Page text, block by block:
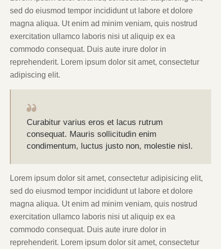
sed do eiusmod tempor incididunt ut labore et dolore
magna aliqua. Ut enim ad minim veniam, quis nostrud
exercitation ullamco laboris nisi ut aliquip ex ea
commodo consequat. Duis aute irure dolor in
reprehenderit. Lorem ipsum dolor sit amet, consectetur
adipiscing elit.
Curabitur varius eros et lacus rutrum
consequat. Mauris sollicitudin enim
condimentum, luctus justo non, molestie nisl.
Lorem ipsum dolor sit amet, consectetur adipisicing elit,
sed do eiusmod tempor incididunt ut labore et dolore
magna aliqua. Ut enim ad minim veniam, quis nostrud
exercitation ullamco laboris nisi ut aliquip ex ea
commodo consequat. Duis aute irure dolor in
reprehenderit. Lorem ipsum dolor sit amet, consectetur